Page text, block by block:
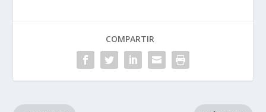
COMPARTIR